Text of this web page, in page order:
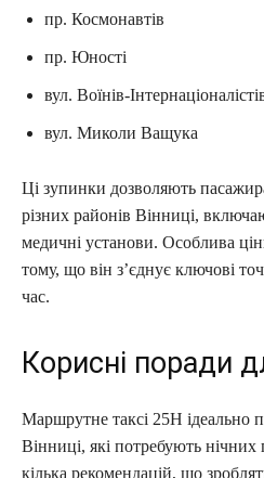
пр. Космонавтів
пр. Юності
вул. Воїнів-
вул. Миколи Ващука
Ці зупинки дозволяють
різних районів Вінниці,
медичні установи. Особлива
тому, що він з’єднує ключові
час.
Корисні поради
Маршрутне таксі 25Н ідеально
Вінниці, які потребують
кілька рекомендацій, що